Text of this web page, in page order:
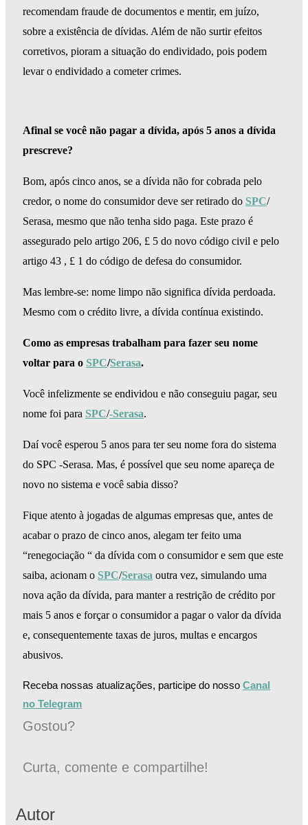
recomendam fraude de documentos e mentir, em juízo,
sobre a existência de dívidas. Além de não surtir efeitos
corretivos, pioram a situação do endividado, pois podem
levar o endividado a cometer crimes.
Afinal se você não pagar a dívida, após 5 anos a dívida
prescreve?
Bom, após cinco anos, se a dívida não for cobrada pelo
credor, o nome do consumidor deve ser retirado do SPC/
Serasa, mesmo que não tenha sido paga. Este prazo é
assegurado pelo artigo 206, £ 5 do novo código civil e pelo
artigo 43 , £ 1 do código de defesa do consumidor.
Mas lembre-se: nome limpo não significa dívida perdoada.
Mesmo com o crédito livre, a dívida contínua existindo.
Como as empresas trabalham para fazer seu nome
voltar para o SPC/Serasa.
Você infelizmente se endividou e não conseguiu pagar, seu
nome foi para SPC/-Serasa.
Daí você esperou 5 anos para ter seu nome fora do sistema
do SPC -Serasa. Mas, é possível que seu nome apareça de
novo no sistema e você sabia disso?
Fique atento à jogadas de algumas empresas que, antes de
acabar o prazo de cinco anos, alegam ter feito uma
“renegociação “ da dívida com o consumidor e sem que este
saiba, acionam o SPC/Serasa outra vez, simulando uma
nova ação da dívida, para manter a restrição de crédito por
mais 5 anos e forçar o consumidor a pagar o valor da dívida
e, consequentemente taxas de juros, multas e encargos
abusivos.
Receba nossas atualizações, participe do nossoCanal
no Telegram
Gostou?
Curta, comente e compartilhe!
Autor